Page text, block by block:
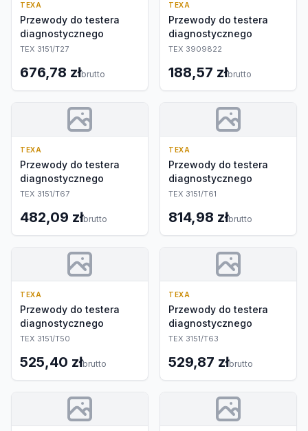
TEXA
Przewody do testera
diagnostycznego
TEX 3151/T27
676,78 złbrutto
TEXA
Przewody do testera
diagnostycznego
TEX 3909822
188,57 złbrutto
TEXA
Przewody do testera
diagnostycznego
TEX 3151/T67
482,09 złbrutto
TEXA
Przewody do testera
diagnostycznego
TEX 3151/T61
814,98 złbrutto
TEXA
Przewody do testera
diagnostycznego
TEX 3151/T50
525,40 złbrutto
TEXA
Przewody do testera
diagnostycznego
TEX 3151/T63
529,87 złbrutto